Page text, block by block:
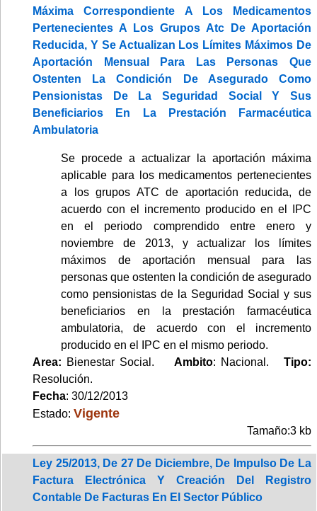
Máxima Correspondiente A Los Medicamentos
Pertenecientes A Los Grupos Atc De Aportación
Reducida, Y Se Actualizan Los Límites Máximos De
Aportación Mensual Para Las Personas Que
Ostenten La Condición De Asegurado Como
Pensionistas De La Seguridad Social Y Sus
Beneficiarios En La Prestación Farmacéutica
Ambulatoria
Se procede a actualizar la aportación máxima
aplicable para los medicamentos pertenecientes
a los grupos ATC de aportación reducida, de
acuerdo con el incremento producido en el IPC
en el periodo comprendido entre enero y
noviembre de 2013, y actualizar los límites
máximos de aportación mensual para las
personas que ostenten la condición de asegurado
como pensionistas de la Seguridad Social y sus
beneficiarios en la prestación farmacéutica
ambulatoria, de acuerdo con el incremento
producido en el IPC en el mismo periodo.
Area: Bienestar Social. Ambito: Nacional. Tipo:
Resolución.
Fecha: 30/12/2013
Estado: Vigente
Tamaño:3 kb
Ley 25/2013, De 27 De Diciembre, De Impulso De La
Factura Electrónica Y Creación Del Registro
Contable De Facturas En El Sector Público